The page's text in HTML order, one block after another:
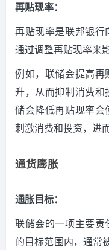
再贴现率：
再贴现率是联邦银行
通过调整再贴现率来
例如，联储会提高
升，从而抑制消费和
储会降低再贴现率
刺激消费和投资，进
通货膨胀
通胀目标：
联储会的一项主要
的目标范围内，通常